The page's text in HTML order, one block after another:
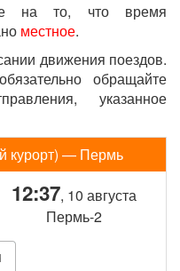
на то, что время
местное.
движения поездов.
обращайте
указанное
курорт) — Пермь
12:37, 10 августа
Пермь-2